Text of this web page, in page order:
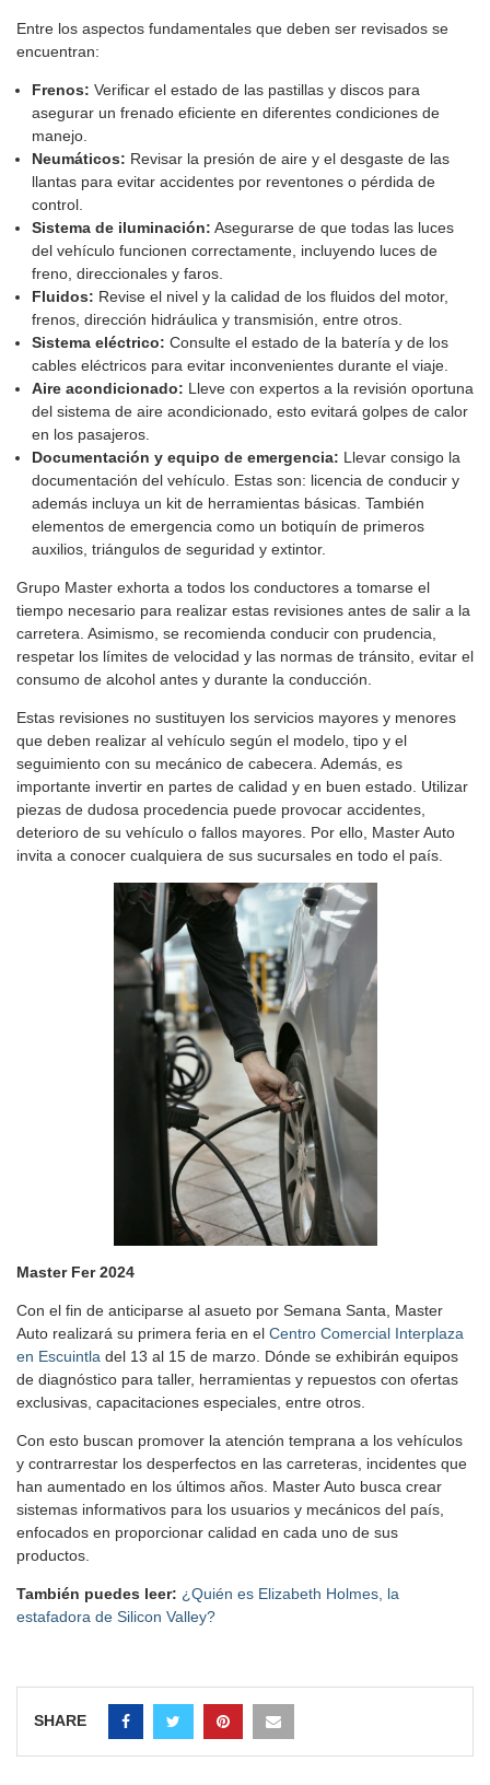
Entre los aspectos fundamentales que deben ser revisados se
encuentran:
Frenos: Verificar el estado de las pastillas y discos para
asegurar un frenado eficiente en diferentes condiciones de
manejo.
Neumáticos: Revisar la presión de aire y el desgaste de las
llantas para evitar accidentes por reventones o pérdida de
control.
Sistema de iluminación: Asegurarse de que todas las luces
del vehículo funcionen correctamente, incluyendo luces de
freno, direccionales y faros.
Fluidos: Revise el nivel y la calidad de los fluidos del motor,
frenos, dirección hidráulica y transmisión, entre otros.
Sistema eléctrico: Consulte el estado de la batería y de los
cables eléctricos para evitar inconvenientes durante el viaje.
Aire acondicionado: Lleve con expertos a la revisión oportuna
del sistema de aire acondicionado, esto evitará golpes de calor
en los pasajeros.
Documentación y equipo de emergencia: Llevar consigo la
documentación del vehículo. Estas son: licencia de conducir y
además incluya un kit de herramientas básicas. También
elementos de emergencia como un botiquín de primeros
auxilios, triángulos de seguridad y extintor.
Grupo Master exhorta a todos los conductores a tomarse el
tiempo necesario para realizar estas revisiones antes de salir a la
carretera. Asimismo, se recomienda conducir con prudencia,
respetar los límites de velocidad y las normas de tránsito, evitar el
consumo de alcohol antes y durante la conducción.
Estas revisiones no sustituyen los servicios mayores y menores
que deben realizar al vehículo según el modelo, tipo y el
seguimiento con su mecánico de cabecera. Además, es
importante invertir en partes de calidad y en buen estado. Utilizar
piezas de dudosa procedencia puede provocar accidentes,
deterioro de su vehículo o fallos mayores. Por ello, Master Auto
invita a conocer cualquiera de sus sucursales en todo el país.
Master Fer 2024
Con el fin de anticiparse al asueto por Semana Santa, Master
Auto realizará su primera feria en el Centro Comercial Interplaza
en Escuintla del 13 al 15 de marzo. Dónde se exhibirán equipos
de diagnóstico para taller, herramientas y repuestos con ofertas
exclusivas, capacitaciones especiales, entre otros.
Con esto buscan promover la atención temprana a los vehículos
y contrarrestar los desperfectos en las carreteras, incidentes que
han aumentado en los últimos años. Master Auto busca crear
sistemas informativos para los usuarios y mecánicos del país,
enfocados en proporcionar calidad en cada uno de sus
productos.
También puedes leer: ¿Quién es Elizabeth Holmes, la
estafadora de Silicon Valley?
SHARE